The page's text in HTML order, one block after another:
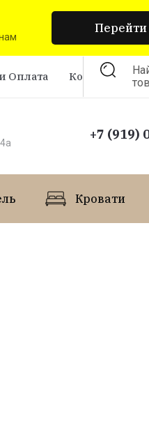
Перейти
Оплата Контакты
+7 (919)
Кровати